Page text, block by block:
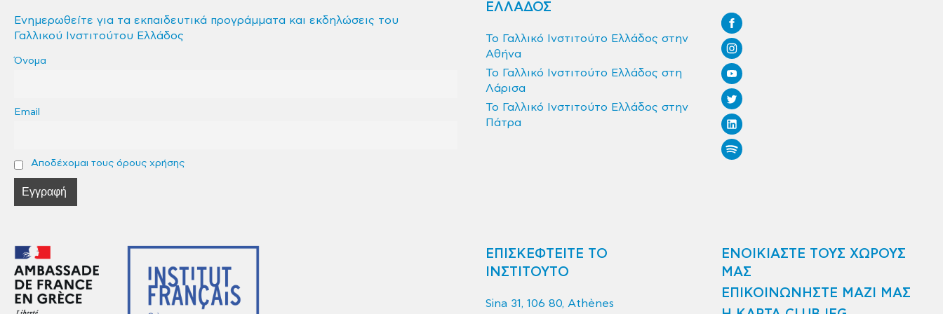
Ενημερωθείτε για τα εκπαιδευτικά προγράμματα και εκδηλώσεις του
Γαλλικού Ινστιτούτου Ελλάδος
Όνομα
Email
Αποδέχομαι τους όρους χρήσης
ΕΛΛΑΔΟΣ
Το Γαλλικό Ινστιτούτο Ελλάδος στην
Αθήνα
Το Γαλλικό Ινστιτούτο Ελλάδος στη
Λάρισα
Το Γαλλικό Ινστιτούτο Ελλάδος στην
Πάτρα
ΕΠΙΣΚΕΦΤΕΙΤΕ ΤΟ
ΙΝΣΤΙΤΟΥΤΟ
Sina 31, 106 80, Athènes
ΕΝΟΙΚΙΑΣΤΕ ΤΟΥΣ ΧΩΡΟΥΣ
ΜΑΣ
ΕΠΙΚΟΙΝΩΝΗΣΤΕ ΜΑΖΙ ΜΑΣ